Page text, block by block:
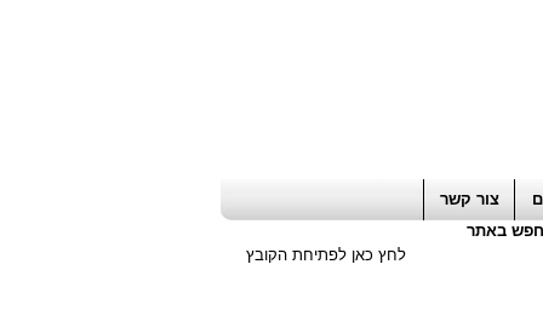
צור קשר
חפש באתר
לחץ כאן לפתיחת הקובץ